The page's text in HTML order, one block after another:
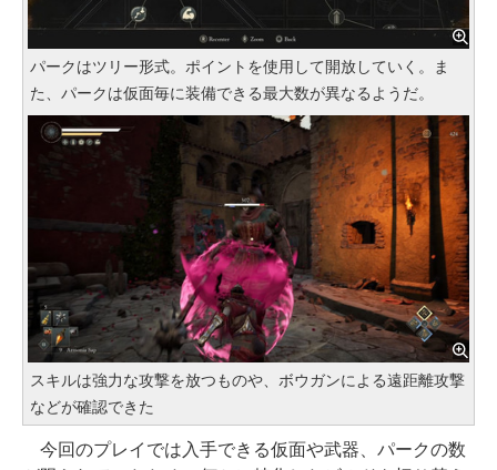
パークはツリー形式。ポイントを使用して開放していく。ま
た、パークは仮面毎に装備できる最大数が異なるようだ。
スキルは強力な攻撃を放つものや、ボウガンによる遠距離攻撃
などが確認できた
今回のプレイでは入手できる仮面や武器、パークの数